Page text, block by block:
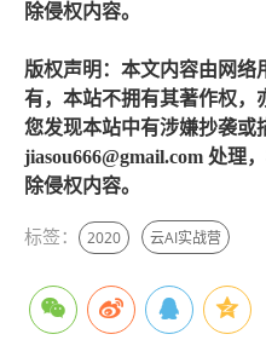
除侵权内容。
版权声明：本文内容由网络
有，本站不拥有其著作权，
您发现本站中有涉嫌抄袭或
jiasou666@gmail.com 处理
除侵权内容。
标签： 2020 云AI实战营